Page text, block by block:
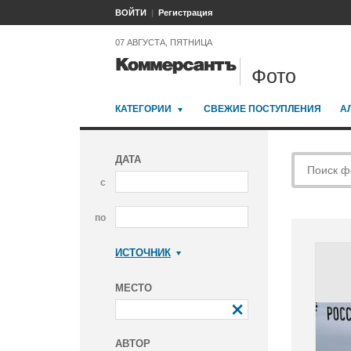
ВОЙТИ Регистрация
07 АВГУСТА, ПЯТНИЦА
Фото
КАТЕГОРИИ СВЕЖИЕ ПОСТУПЛЕНИЯ
ДАТА
с
по
ИСТОЧНИК
МЕСТО
АВТОР